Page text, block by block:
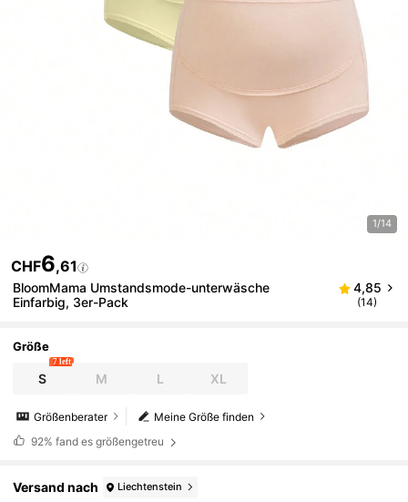
1/14
CHF6,61
BloomMama Umstandsmode-unterwäsche
Einfarbig, 3er-Pack
4,85
(14)
Größe
S
7 left
M L XL
Meine Größe finden
Größenberater
92% fand es größengetreu
Versand nach Liechtenstein